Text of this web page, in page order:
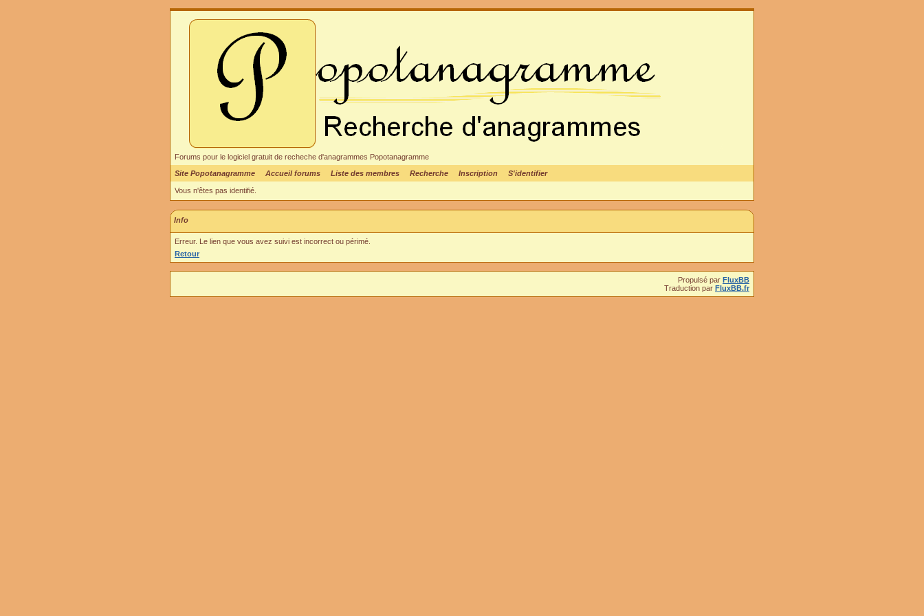
Forums pour le logiciel gratuit de recheche d'anagrammes Popotanagramme
Site Popotanagramme
Accueil forums Liste des membres Recherche Inscription S'identifier
Vous n'êtes pas identifié.
Info
Erreur. Le lien que vous avez suivi est incorrect ou périmé.
Retour
Propulsé par FluxBB
Traduction par FluxBB.fr